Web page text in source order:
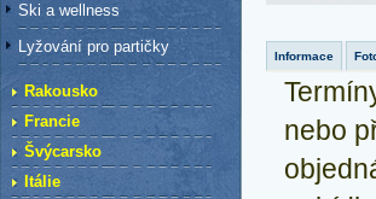
Informace
nebo
Ski a wellness
Lyžování pro partičky
Rakousko
Francie
Švýcarsko
Itálie